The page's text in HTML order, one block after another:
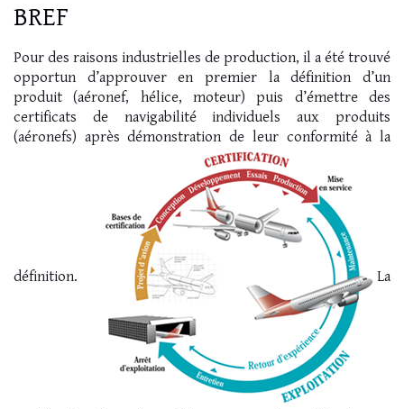
BREF
Pour des raisons industrielles de production, il a été trouvé
opportun d’approuver en premier la définition d’un
produit (aéronef, hélice, moteur) puis d’émettre des
certificats de navigabilité individuels aux produits
(aéronefs) après démonstration de leur conformité à la
définition. La